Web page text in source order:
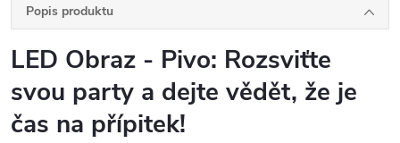
Popis produktu
LED Obraz - Pivo: Rozsviťte
svou party a dejte vědět, že je
čas na přípitek!